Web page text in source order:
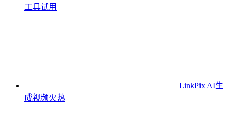
工具试用
LinkPix AI生
成视频火热